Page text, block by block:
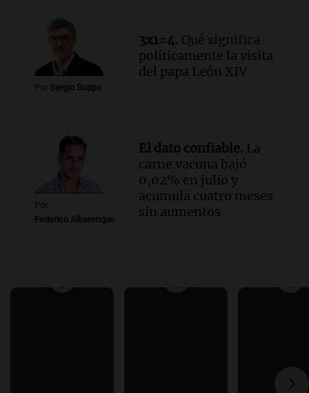
Por Sergio Suppo
3x1=4. Qué significa
políticamente la visita
del papa León XIV
Por
Federico Albarenque
El dato confiable. La
carne vacuna bajó
0,02% en julio y
acumula cuatro meses
sin aumentos